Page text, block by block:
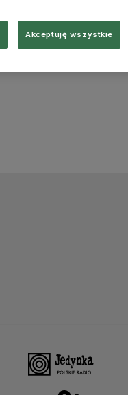
Akceptuję wszystkie